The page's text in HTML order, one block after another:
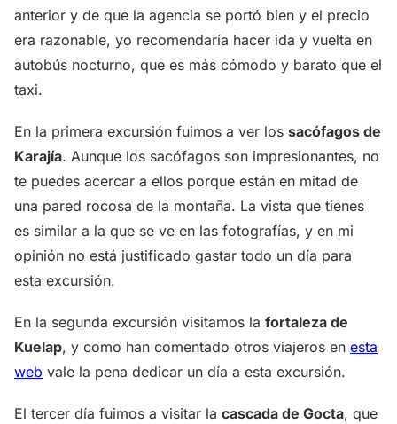
anterior y de que la agencia se portó bien y el precio
era razonable, yo recomendaría hacer ida y vuelta en
autobús nocturno, que es más cómodo y barato que el
taxi.
En la primera excursión fuimos a ver los sacófagos de
Karajía. Aunque los sacófagos son impresionantes, no
te puedes acercar a ellos porque están en mitad de
una pared rocosa de la montaña. La vista que tienes
es similar a la que se ve en las fotografías, y en mi
opinión no está justificado gastar todo un día para
esta excursión.
En la segunda excursión visitamos la fortaleza de
Kuelap, y como han comentado otros viajeros en esta
web vale la pena dedicar un día a esta excursión.
El tercer día fuimos a visitar la cascada de Gocta, que